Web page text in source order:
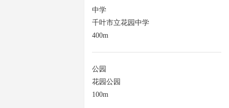
中学
千叶市立花园中学
400m
公园
花园公园
100m